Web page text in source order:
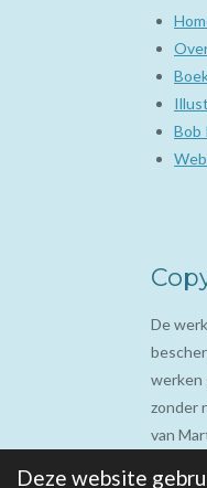
Deze website
Bob
De
werken
zonder
van